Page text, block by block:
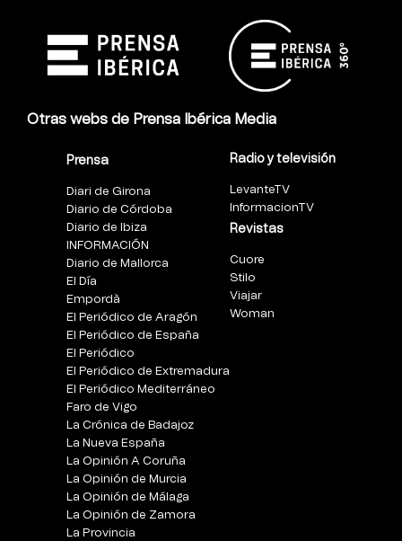
Otras webs de Prensa Ibérica Media
Prensa
Diari de Girona
Diario de Córdoba
Diario de Ibiza
INFORMACIÓN
Diario de Mallorca
El Día
Empordà
El Periódico de Aragón
El Periódico de España
El Periódico
El Periódico de Extremadura
El Periódico Mediterráneo
Faro de Vigo
La Crónica de Badajoz
La Nueva España
La Opinión A Coruña
La Opinión de Murcia
La Opinión de Málaga
La Opinión de Zamora
La Provincia
Radio y televisión
LevanteTV
InformacionTV
Revistas
Cuore
Stilo
Viajar
Woman